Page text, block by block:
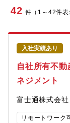
42 件（1～42件表
入社実績あり
自社所有不
ネジメント
富士通株式会社
リモートワーク